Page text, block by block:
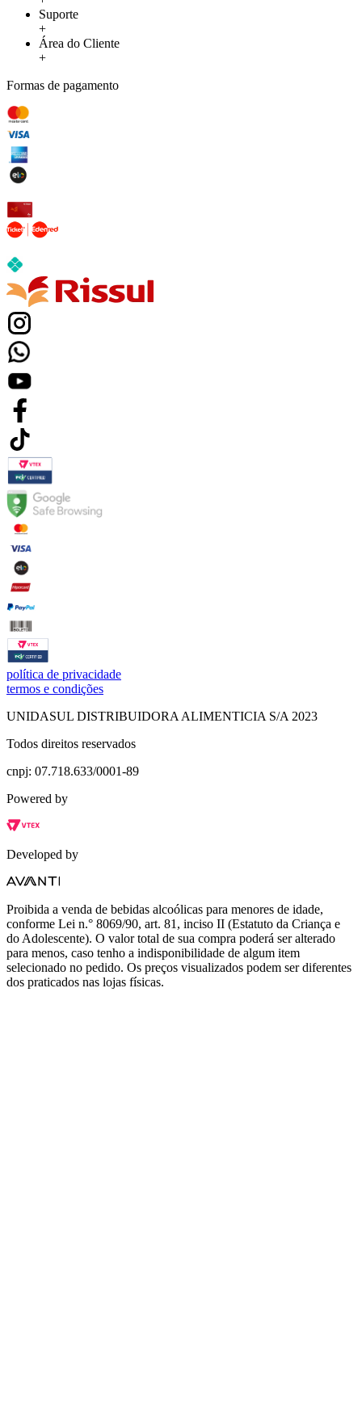
Suporte
+
Área do Cliente
+
Formas de pagamento
política de privacidade
termos e condições
UNIDASUL DISTRIBUIDORA ALIMENTICIA S/A 2023
Todos direitos reservados
cnpj: 07.718.633/0001-89
Powered by
Developed by
Proibida a venda de bebidas alcoólicas para menores de idade,
conforme Lei n.° 8069/90, art. 81, inciso II (Estatuto da Criança e
do Adolescente). O valor total de sua compra poderá ser alterado
para menos, caso tenho a indisponibilidade de algum item
selecionado no pedido. Os preços visualizados podem ser diferentes
dos praticados nas lojas físicas.